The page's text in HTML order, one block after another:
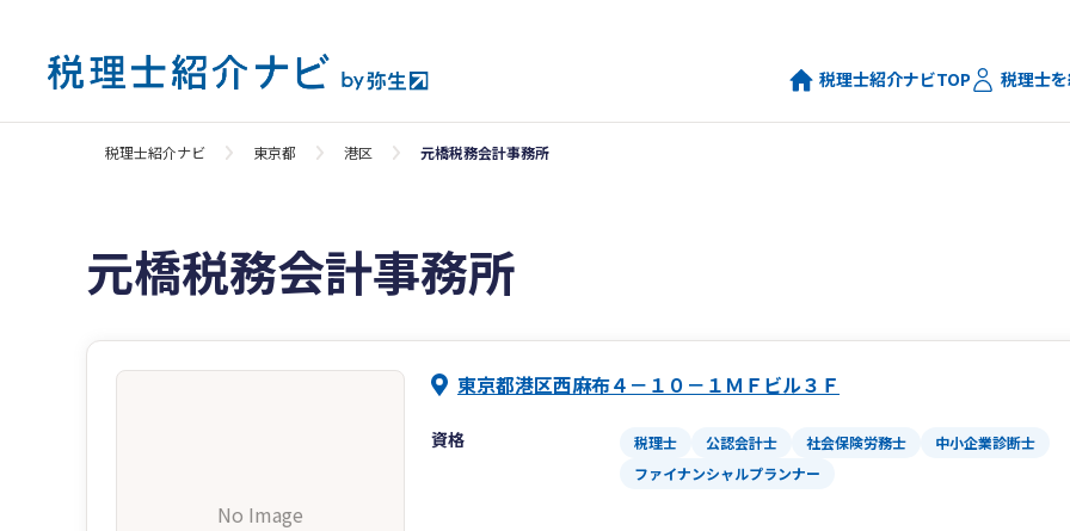
税理士紹介ナビTOP 税理士
税理士紹介ナビ 東京都 港区 元橋税務会計事務所
元橋税務会計事務所
No Image
東京都港区西麻布４－１０－１ＭＦビル３Ｆ
資格 税理士 公認会計士 社会保険労務士
中小企業診断士
ファイナンシャルプランナー